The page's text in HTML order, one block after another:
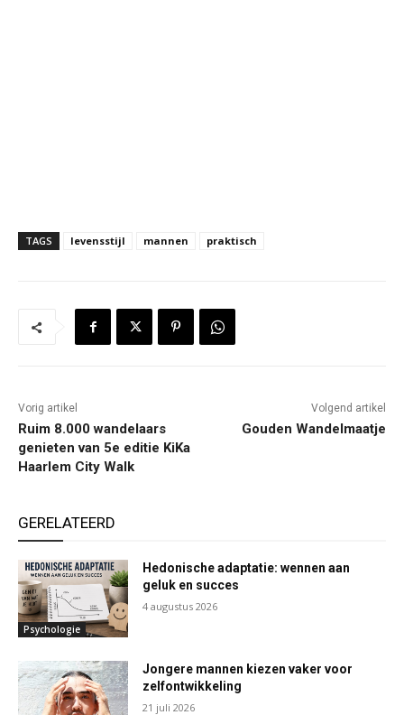
TAGS levensstijl mannen praktisch
Vorig artikel
Ruim 8.000 wandelaars
genieten van 5e editie KiKa
Haarlem City Walk
Volgend artikel
Gouden Wandelmaatje
GERELATEERD
Psychologie
Hedonische adaptatie: wennen aan
geluk en succes
4 augustus 2026
Jongere mannen kiezen vaker voor
zelfontwikkeling
21 juli 2026